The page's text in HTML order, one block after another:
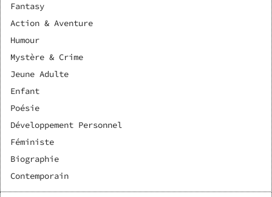
Fantasy
Action & Aventure
Humour
Mystère & Crime
Jeune Adulte
Enfant
Poésie
Développement Personnel
Féministe
Biographie
Contemporain